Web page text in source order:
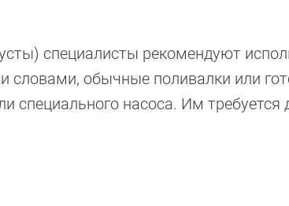
специалисты рекомендуют
обычные поливалки или
специального насоса. Им требуется